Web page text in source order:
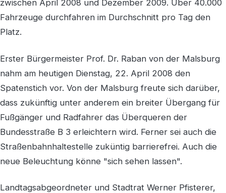
zwischen April 2008 und Dezember 2009. Über 40.000
Fahrzeuge durchfahren im Durchschnitt pro Tag den
Platz.
Erster Bürgermeister Prof. Dr. Raban von der Malsburg
nahm am heutigen Dienstag, 22. April 2008 den
Spatenstich vor. Von der Malsburg freute sich darüber,
dass zukünftig unter anderem ein breiter Übergang für
Fußgänger und Radfahrer das Überqueren der
Bundesstraße B 3 erleichtern wird. Ferner sei auch die
Straßenbahnhaltestelle zuküntig barrierefrei. Auch die
neue Beleuchtung könne "sich sehen lassen".
Landtagsabgeordneter und Stadtrat Werner Pfisterer,